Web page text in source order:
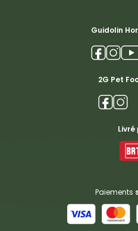
Guidolin
2G Pet
Livré
Paiements